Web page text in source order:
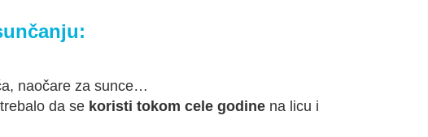
naočare za sunce…
da se koristi tokom cele godine na licu i